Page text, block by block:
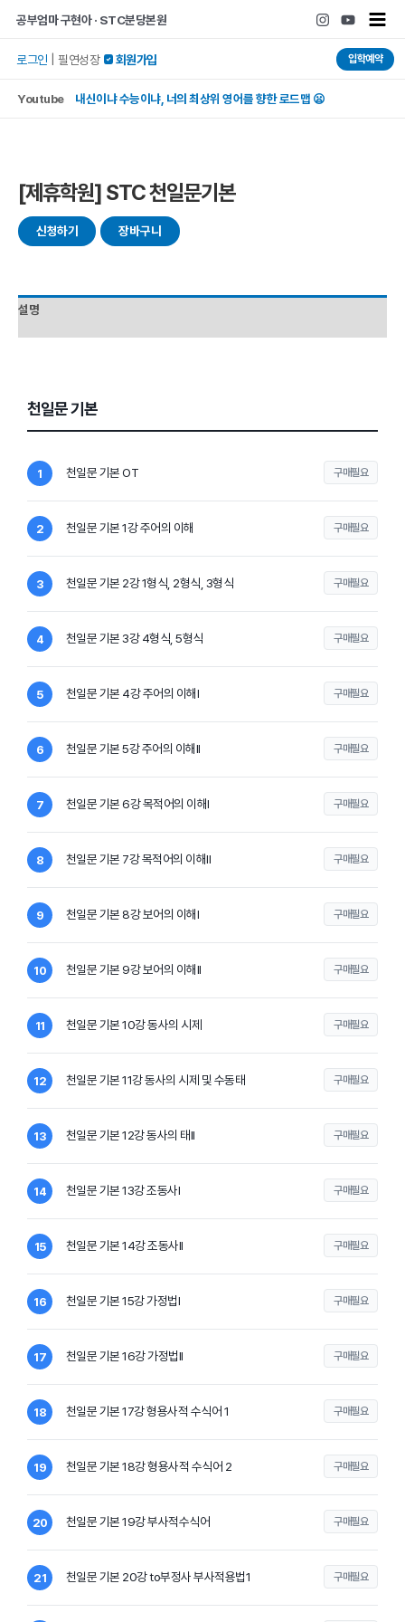
건너뛰기
공부엄마 구현아 · STC분당본원
Main
로그인 필연성장  회원가입 입학예약
Youtube 내신이냐 수능이냐, 너의 최상위 영어를 향한 로드맵 😦
[제휴학원] STC 천일문기본
신청하기 장바구니
설명
천일문 기본
1 천일문 기본 OT 구매필요
2 천일문 기본 1강 주어의 이해 구매필요
3 천일문 기본 2강 1형식, 2형식, 3형식 구매필요
4 천일문 기본 3강 4형식, 5형식 구매필요
5 천일문 기본 4강 주어의 이해I 구매필요
6 천일문 기본 5강 주어의 이해II 구매필요
7 천일문 기본 6강 목적어의 이해I 구매필요
8 천일문 기본 7강 목적어의 이해II 구매필요
9 천일문 기본 8강 보어의 이해I 구매필요
10 천일문 기본 9강 보어의 이해II 구매필요
11 천일문 기본 10강 동사의 시제 구매필요
12 천일문 기본 11강 동사의 시제 및 수동태 구매필요
13 천일문 기본 12강 동사의 태II 구매필요
14 천일문 기본 13강 조동사I 구매필요
15 천일문 기본 14강 조동사II 구매필요
16 천일문 기본 15강 가정법I 구매필요
17 천일문 기본 16강 가정법II 구매필요
18 천일문 기본 17강 형용사적 수식어 1 구매필요
19 천일문 기본 18강 형용사적 수식어 2 구매필요
20 천일문 기본 19강 부사적수식어 구매필요
21 천일문 기본 20강 to부정사 부사적용법1 구매필요